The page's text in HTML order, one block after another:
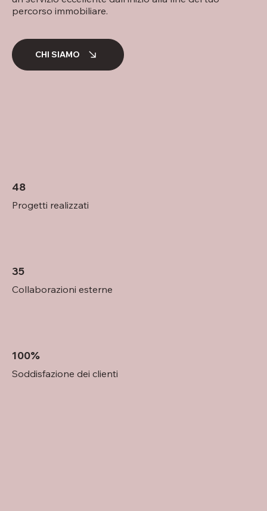
percorso immobiliare.
CHI SIAMO
48
Progetti realizzati
35
Collaborazioni esterne
100%
Soddisfazione dei clienti